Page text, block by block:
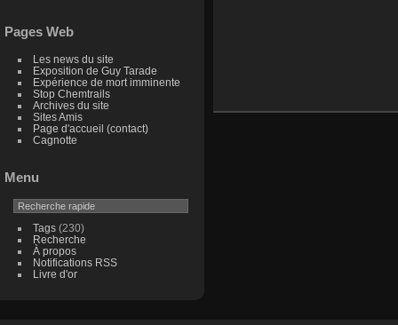
Pages Web
Les news du site
Exposition de Guy Tarade
Expérience de mort imminente
Stop Chemtrails
Archives du site
Sites Amis
Page d'accueil (contact)
Cagnotte
Menu
Tags(230)
Recherche
À propos
Notifications RSS
Livre d'or